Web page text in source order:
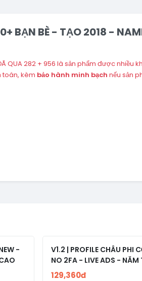
BẠN BÈ - TẠO 2018 -
ĐÃ QUA 282 + 956 là sản phẩm được nhiều
toán, kèm bảo hành minh bạch nếu sản
-
V1.2 | PROFILE CHÂU PHI
NO 2FA - LIVE ADS - NĂM
2008-2024
129,360đ